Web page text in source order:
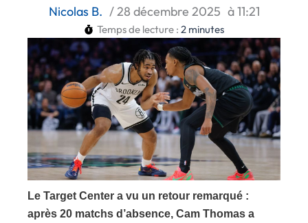
Nicolas B. /28 décembre 2025 à11:21
Temps de lecture : 2 minutes
Le Target Center a vu un retour remarqué :
après 20 matchs d’absence, Cam Thomas a